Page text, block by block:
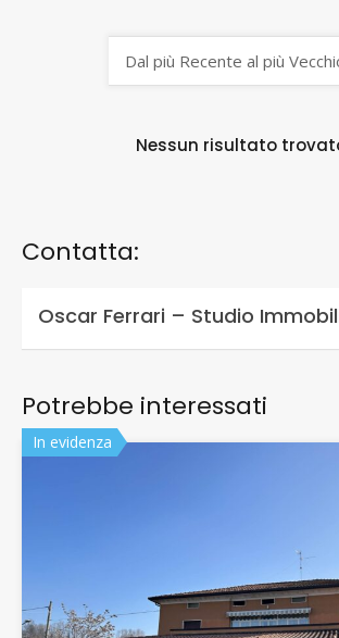
Dal più Recente al più
Nessun risultato
Contatta:
Oscar Ferrari – Studio
Potrebbe interessati
In evidenza